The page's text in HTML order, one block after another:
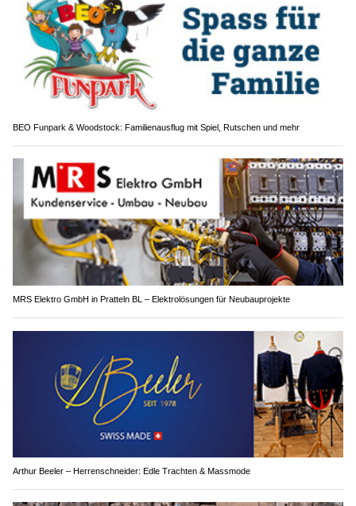
BEO Funpark & Woodstock: Familienausflug mit Spiel, Rutschen und mehr
MRS Elektro GmbH in Pratteln BL – Elektrolösungen für Neubauprojekte
Arthur Beeler – Herrenschneider: Edle Trachten & Massmode